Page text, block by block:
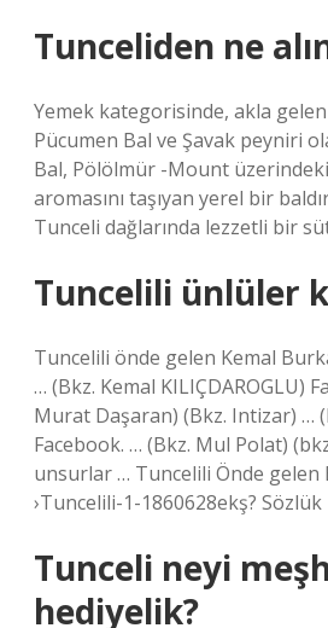
Tunceliden ne
Yemek kategorisinde, akla
Pücumen Bal ve Şavak peyniri
Bal, Pölölmür -Mount
aromasını taşıyan yerel bir
Tunceli dağlarında lezzetli bir
Tuncelili ünlüler
Tuncelili önde gelen Kemal
… (Bkz. Kemal KILIÇDAROGLU)
Murat Daşaran) (Bkz. Intizar) …
Facebook. … (Bkz. Mul Polat)
unsurlar … Tuncelili Önde gelen
›Tuncelili-1-1860628ekş? Sözlük
Tunceli neyi
hediyelik?